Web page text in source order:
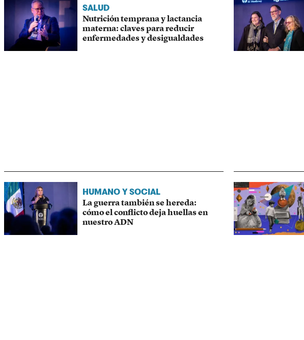
SALUD
Nutrición temprana y lactancia
materna: claves para reducir
enfermedades y desigualdades
HUMANO Y SOCIAL
La guerra también se hereda:
cómo el conflicto deja huellas en
nuestro ADN